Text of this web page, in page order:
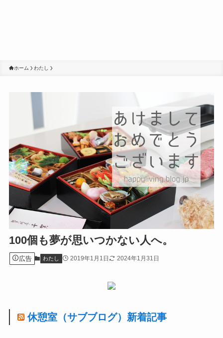
ホーム わたし
100個も夢が思いつかない人へ。
広告 わたし 2019年1月1日 2024年1月31日
休憩室（サブブログ）新着記事